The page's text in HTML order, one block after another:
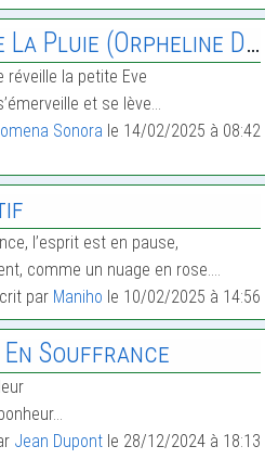
Pluie (Orpheline De Corps)
réveille la petite Eve
et se lève…
Sonora le 14/02/2025 à 08:42
l’esprit est en pause,
comme un nuage en rose.…
par Maniho le 10/02/2025 à 14:56
En Souffrance
Jean Dupont le 28/12/2024 à 18:13